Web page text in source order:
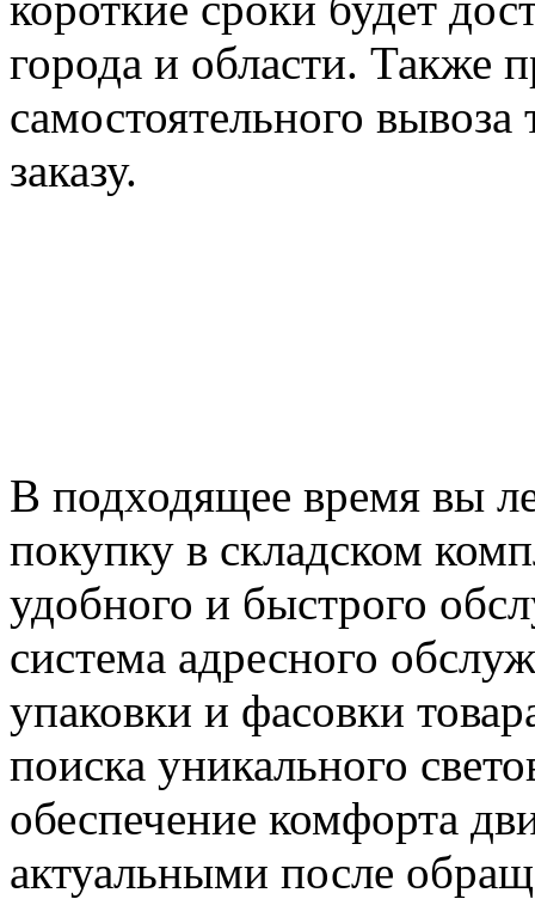
города и области. Также
самостоятельного
заказу.
В подходящее время вы
покупку в складском
удобного и быстрого
система адресного
упаковки и фасовки
поиска уникального
обеспечение комфорта
актуальными после